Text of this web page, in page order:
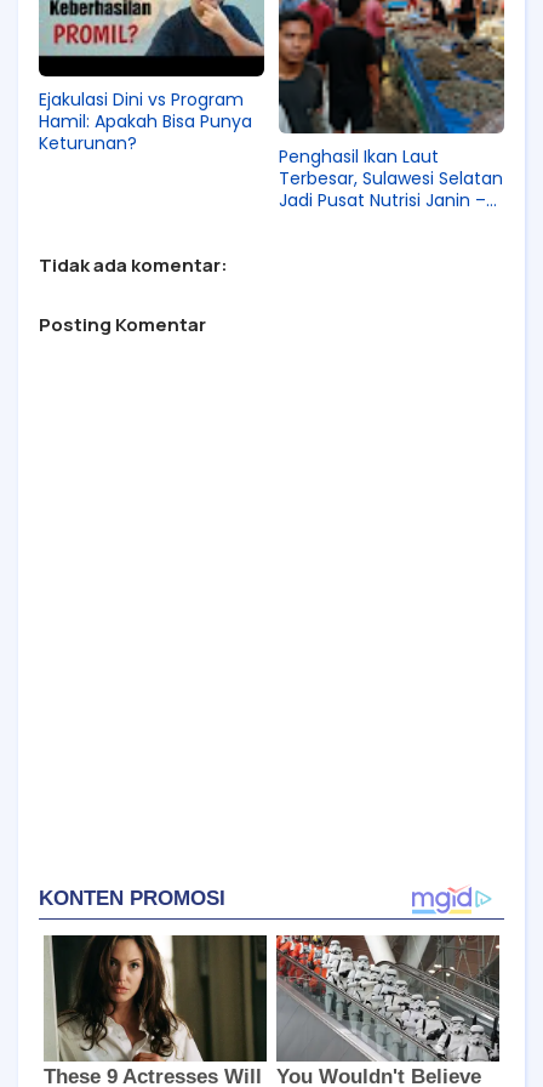
Ejakulasi Dini vs Program
Hamil: Apakah Bisa Punya
Keturunan?
Penghasil Ikan Laut
Terbesar, Sulawesi Selatan
Jadi Pusat Nutrisi Janin –
Tidak ada komentar:
Posting Komentar